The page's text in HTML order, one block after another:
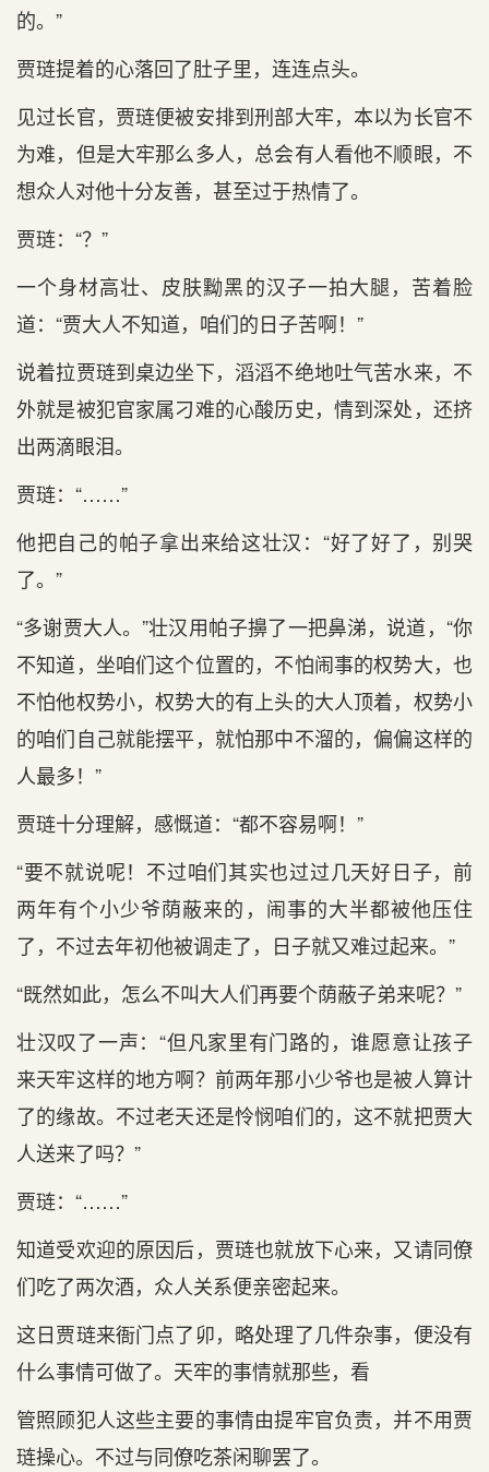
的。”
贾琏提着的心落回了肚子里，连连点头。
见过长官，贾琏便被安排到刑部大牢，本以为长官不
为难，但是大牢那么多人，总会有人看他不顺眼，不
想众人对他十分友善，甚至过于热情了。
贾琏：“？”
一个身材高壮、皮肤黝黑的汉子一拍大腿，苦着脸
道：“贾大人不知道，咱们的日子苦啊！”
说着拉贾琏到桌边坐下，滔滔不绝地吐气苦水来，不
外就是被犯官家属刁难的心酸历史，情到深处，还挤
出两滴眼泪。
贾琏：“……”
他把自己的帕子拿出来给这壮汉：“好了好了，别哭
了。”
“多谢贾大人。”壮汉用帕子擤了一把鼻涕，说道，“你
不知道，坐咱们这个位置的，不怕闹事的权势大，也
不怕他权势小，权势大的有上头的大人顶着，权势小
的咱们自己就能摆平，就怕那中不溜的，偏偏这样的
人最多！”
贾琏十分理解，感慨道：“都不容易啊！”
“要不就说呢！不过咱们其实也过过几天好日子，前
两年有个小少爷荫蔽来的，闹事的大半都被他压住
了，不过去年初他被调走了，日子就又难过起来。”
“既然如此，怎么不叫大人们再要个荫蔽子弟来呢？”
壮汉叹了一声：“但凡家里有门路的，谁愿意让孩子
来天牢这样的地方啊？前两年那小少爷也是被人算计
了的缘故。不过老天还是怜悯咱们的，这不就把贾大
人送来了吗？”
贾琏：“……”
知道受欢迎的原因后，贾琏也就放下心来，又请同僚
们吃了两次酒，众人关系便亲密起来。
这日贾琏来衙门点了卯，略处理了几件杂事，便没有
什么事情可做了。天牢的事情就那些，看
管照顾犯人这些主要的事情由提牢官负责，并不用贾
琏操心。不过与同僚吃茶闲聊罢了。